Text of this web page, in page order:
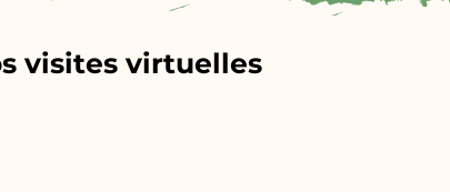
visites virtuelles